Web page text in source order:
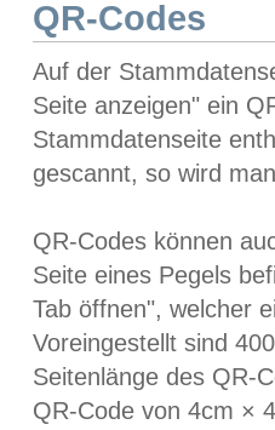
QR-Codes
Auf der
Seite anzeigen" ein
Stammdatenseite
gescannt, so wird
QR-Codes können
Seite eines Pegels
Tab öffnen", welcher
Voreingestellt sind
Seitenlänge des QR-
QR-Code von 4cm ×